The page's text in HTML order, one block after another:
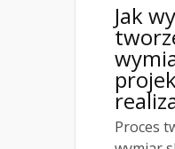
Jak
Proces